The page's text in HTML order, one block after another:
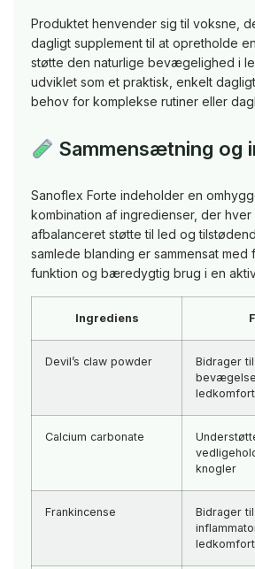
Produktet henvender sig til voksne,
dagligt supplement til at opretholde
støtte den naturlige bevægelighed i
udviklet som et praktisk, enkelt
behov for komplekse rutiner eller
Sammensætning og
Sanoflex Forte indeholder en
kombination af ingredienser, der
afbalanceret støtte til led og
samlede blanding er sammensat med
funktion og bæredygtig brug i en
Ingrediens
Devil’s claw powder
Bidrager
ledkomfort
Calcium carbonate
knogler
Frankincense
Bidrager
ledkomfort